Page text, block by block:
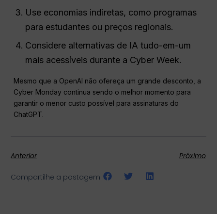
Use economias indiretas, como programas
para estudantes ou preços regionais.
Considere alternativas de IA tudo-em-um
mais acessíveis durante a Cyber Week.
Mesmo que a OpenAI não ofereça um grande desconto, a
Cyber Monday continua sendo o melhor momento para
garantir o menor custo possível para assinaturas do
ChatGPT.
Anterior Próximo
Compartilhe a postagem: